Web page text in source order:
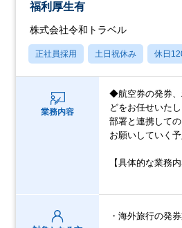
福利厚生有
株式会社令和トラベル
正社員採用 土日祝休み 休日
業務内容
◆航空券の発券、
どをお任せいた
部署と連携して
お願いしていく予
【具体的な業務内
・海外旅行の発